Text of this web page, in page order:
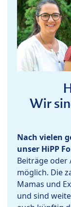
Wir
Nach vielen
unser HiPP
Beiträge
möglich. Die
Mamas und
und sind